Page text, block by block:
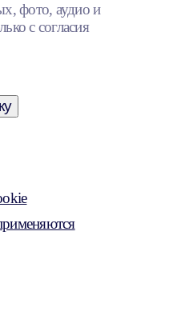
фото, аудио и
с согласия